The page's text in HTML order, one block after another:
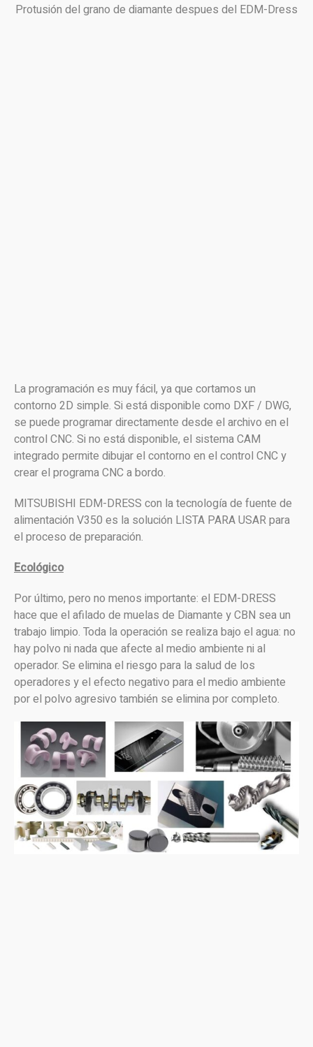
Protusión del grano de diamante despues del EDM-Dress
La programación es muy fácil, ya que cortamos un
contorno 2D simple. Si está disponible como DXF / DWG,
se puede programar directamente desde el archivo en el
control CNC. Si no está disponible, el sistema CAM
integrado permite dibujar el contorno en el control CNC y
crear el programa CNC a bordo.
MITSUBISHI EDM-DRESS con la tecnología de fuente de
alimentación V350 es la solución LISTA PARA USAR para
el proceso de preparación.
Ecológico
Por último, pero no menos importante: el EDM-DRESS
hace que el afilado de muelas de Diamante y CBN sea un
trabajo limpio. Toda la operación se realiza bajo el agua: no
hay polvo ni nada que afecte al medio ambiente ni al
operador. Se elimina el riesgo para la salud de los
operadores y el efecto negativo para el medio ambiente
por el polvo agresivo también se elimina por completo.